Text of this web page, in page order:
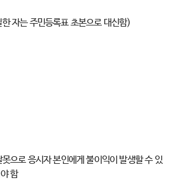
자는 주민등록표 초본으로 대신함)
으로 응시자 본인에게 불이익이 발생할 수 있
함